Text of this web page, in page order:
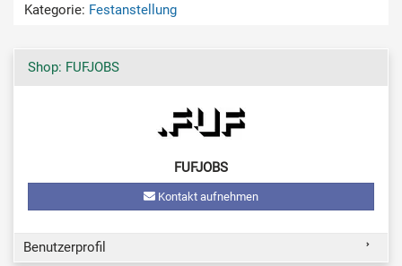
Kategorie: Festanstellung
Shop: FUFJOBS
FUFJOBS
Kontakt aufnehmen
Benutzerprofil